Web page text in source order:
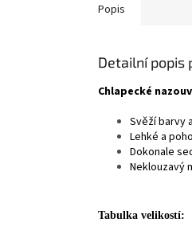
Popis
Detailní popis
Chlapecké
Svěží barvy
Lehké a
Dokonale
Neklouzavý
Tabulka velikostí: